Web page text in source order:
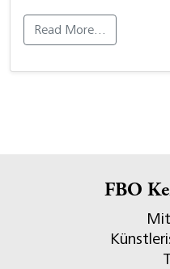
Read More…
FBO